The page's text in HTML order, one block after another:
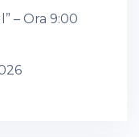
– Ora 9:00